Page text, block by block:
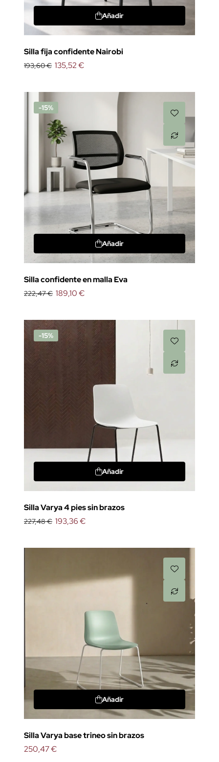
Añadir
Silla fija confidente Nairobi
193,60 € 135,52 €
-15%
Añadir
Silla confidente en malla Eva
222,47 € 189,10 €
-15%
Añadir
Silla Varya 4 pies sin brazos
227,48 € 193,36 €
Añadir
Silla Varya base trineo sin brazos
250,47 €